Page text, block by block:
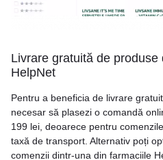
Livrare gratuită de produse
HelpNet
Pentru a beneficia de livrare
necesar să plasezi o comandă
199 lei, deoarece pentru
taxă de transport. Alternativ poți
comenzii dintr-una din farmaciile